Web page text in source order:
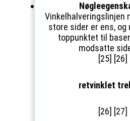
Vinkelhalveringslinjen
store sider er ens, og
toppunktet til
modsatte
[25] [26]
retvinklet
[26] [27]